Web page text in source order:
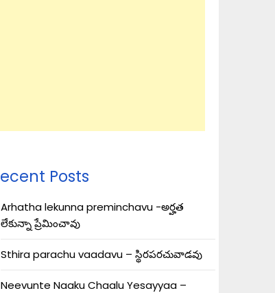
Posts
Arhatha lekunna preminchavu -అర్హత
లేకున్నా ప్రేమించావు
Sthira parachu vaadavu – స్థిరపరచువాడవు
Neevunte Naaku Chaalu Yesayyaa –